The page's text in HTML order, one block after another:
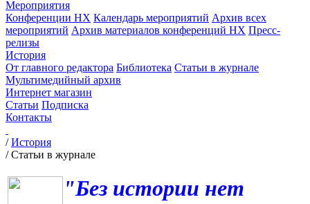
Мероприятия
Конференции НХ Календарь мероприятий Архив всех
мероприятий Архив материалов конференций НХ Пресс-
релизы
История
От главного редактора Библиотека Статьи в журнале
Мультимедийный архив
Интернет магазин
Статьи Подписка
Контакты
/История
/Статьи в журнале
"Без истории нет